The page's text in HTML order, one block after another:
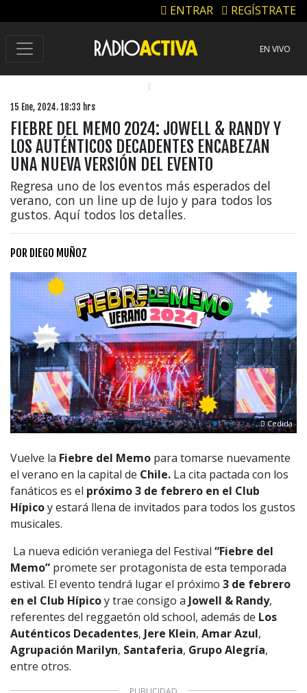
ENTRAR REGÍSTRATE
EN VIVO
15 Ene, 2024. 18:33 hrs
FIEBRE DEL MEMO 2024: JOWELL & RANDY Y
LOS AUTÉNTICOS DECADENTES ENCABEZAN
UNA NUEVA VERSIÓN DEL EVENTO
Regresa uno de los eventos más esperados del
verano, con un line up de lujo y para todos los
gustos. Aquí todos los detalles.
POR DIEGO MUÑOZ
Cedida
Vuelve la Fiebre del Memo para tomarse nuevamente
el verano en la capital de Chile. La cita pactada con los
fanáticos es el próximo 3 de febrero en el Club
Hípicoy estará llena de invitados para todos los gustos
musicales.
La nueva edición veraniega del Festival “Fiebre del
Memo” promete ser protagonista de esta temporada
estival. El evento tendrá lugar el próximo 3 de febrero
en el Club Hípicoy trae consigo a Jowell & Randy,
referentes del reggaetón old school, además de Los
Auténticos Decadentes, Jere Klein, Amar Azul,
Agrupación Marilyn, Santaferia, Grupo Alegría,
entre otros.